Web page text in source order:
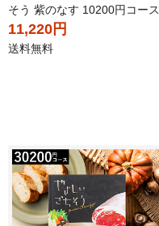
そう 紫のなす 10200円コース
11,220円
送料無料